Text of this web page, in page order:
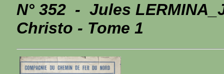
N° 352 - Jules
Christo - Tome 1